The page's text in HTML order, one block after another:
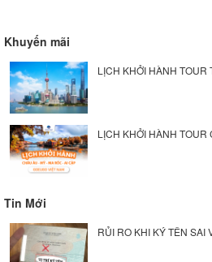
Khuyến mãi
LỊCH KHỞI HÀNH TOUR
LỊCH KHỞI HÀNH TOUR
Tin Mới
RỦI RO KHI KÝ TÊN SAI